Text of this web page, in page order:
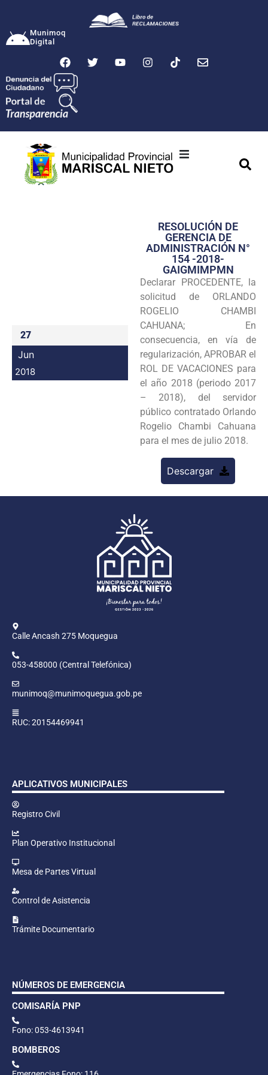
Munimoq
Digital
Transparencia
Seguridad
Programas
27
Jun
2018
RESOLUCIÓN DE
GERENCIA DE
ADMINISTRACIÓN N°
154 -2018-
GAIGMIMPMN
Declarar PROCEDENTE, la
solicitud de ORLANDO
ROGELIO CHAMBI
CAHUANA; En
consecuencia, en vía de
regularización, APROBAR el
ROL DE VACACIONES para
el año 2018 (periodo 2017
– 2018), del servidor
público contratado Orlando
Rogelio Chambi Cahuana
para el mes de julio 2018.
Descargar
Calle Ancash 275 Moquegua
053-458000 (Central Telefónica)
munimoq@munimoquegua.gob.pe
RUC: 20154469941
APLICATIVOS MUNICIPALES
Registro Civil
Plan Operativo Institucional
Mesa de Partes Virtual
Control de Asistencia
Trámite Documentario
NÚMEROS DE EMERGENCIA
COMISARÍA PNP
Fono: 053-4613941
BOMBEROS